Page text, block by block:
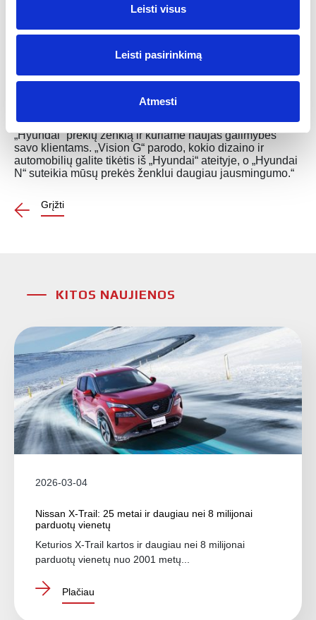
Leisti visus
Leisti pasirinkimą
Atmesti
technologijos buvo sukurtos bendradarbiaujant viso
pasaulio „Hyundai“ dizaino centrams. Naujos funkcijos,
pavyzdžiui, lenktas jutiklinis ekranas prideda rafinuotumo
nepaprastai kokybiškam ir ganėtinai santūriam interjerui.
Jocheno Sengpiehlo, „Hyundai Motor Europe“ rinkodaros
„Modern Premium“ strategine kryptimi, atnaujiname
„Hyundai“ prekių ženklą ir kuriame naujas galimybes
savo klientams. „Vision G“ parodo, kokio dizaino ir
automobilių galite tikėtis iš „Hyundai“ ateityje, o „Hyundai
N“ suteikia mūsų prekės ženklui daugiau jausmingumo.“
Grįžti
KITOS NAUJIENOS
2026-03-04
Nissan X-Trail: 25 metai ir daugiau nei 8 milijonai
parduotų vienetų
Keturios X-Trail kartos ir daugiau nei 8 milijonai
parduotų vienetų nuo 2001 metų...
Plačiau